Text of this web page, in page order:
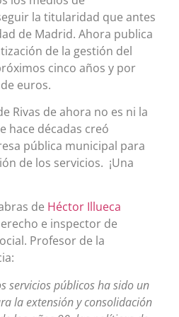
la titularidad que antes
de Madrid. Ahora publica
de la gestión del
cinco años y por
euros.
Rivas de ahora no es ni la
hace décadas creó
pública municipal para
de los servicios. ¡Una
de Héctor Illueca
e inspector de
Profesor de la
servicios públicos ha sido un
la extensión y consolidación